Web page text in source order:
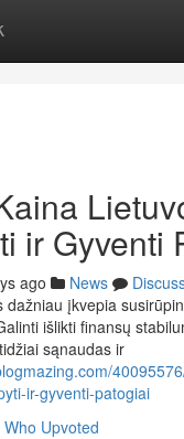
ir Gyventi
ago News
dažniau įkvepia
išlikti finansų
sąnaudas ir
ir-gyventi-patogiai
Who Upvoted